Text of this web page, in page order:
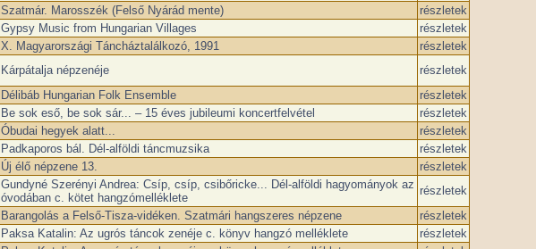
Szatmár. Marosszék (Felső Nyárád mente)
részletek
Gypsy Music from Hungarian Villages
részletek
X. Magyarországi Táncháztalálkozó, 1991
részletek
Kárpátalja népzenéje
részletek
Délibáb Hungarian Folk Ensemble
részletek
Be sok eső, be sok sár... – 15 éves jubileumi koncertfelvétel
részletek
Óbudai hegyek alatt...
részletek
Padkaporos bál. Dél-alföldi táncmuzsika
részletek
Új élő népzene 13.
részletek
Gundyné Szerényi Andrea: Csíp, csíp, csibőricke... Dél-alföldi hagyományok az
óvodában c. kötet hangzómelléklete
részletek
Barangolás a Felső-Tisza-vidéken. Szatmári hangszeres népzene
részletek
Paksa Katalin: Az ugrós táncok zenéje c. könyv hangzó melléklete
részletek